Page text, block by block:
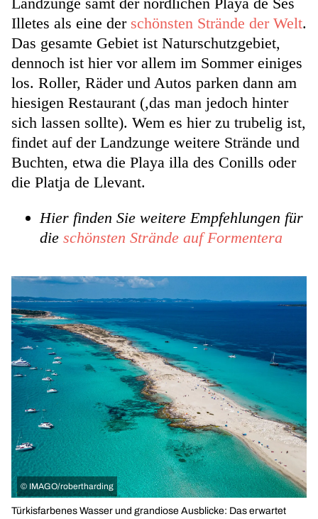
Illetes als eine der schönsten Strände der Welt.
Das gesamte Gebiet ist Naturschutzgebiet,
dennoch ist hier vor allem im Sommer einiges
los. Roller, Räder und Autos parken dann am
hiesigen Restaurant (,das man jedoch hinter
sich lassen sollte). Wem es hier zu trubelig ist,
findet auf der Landzunge weitere Strände und
Buchten, etwa die Playa illa des Conills oder
die Platja de Llevant.
Hier finden Sie weitere Empfehlungen für
die schönsten Strände auf Formentera
© IMAGO/robertharding
Türkisfarbenes Wasser und grandiose Ausblicke: Das erwartet